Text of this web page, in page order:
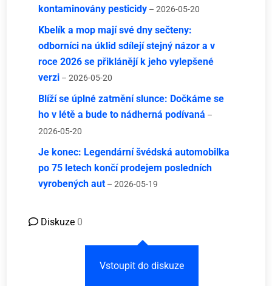
kontaminovány pesticidy – 2026-05-20
Kbelík a mop mají své dny sečteny:
odborníci na úklid sdílejí stejný názor a v
roce 2026 se přiklánějí k jeho vylepšené
verzi – 2026-05-20
Blíží se úplné zatmění slunce: Dočkáme se
ho v létě a bude to nádherná podívaná –
2026-05-20
Je konec: Legendární švédská automobilka
po 75 letech končí prodejem posledních
vyrobených aut – 2026-05-19
Diskuze 0
Vstoupit do diskuze